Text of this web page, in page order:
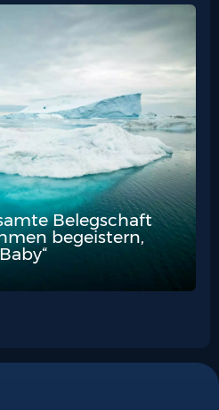
Belegschaft
begeistern,